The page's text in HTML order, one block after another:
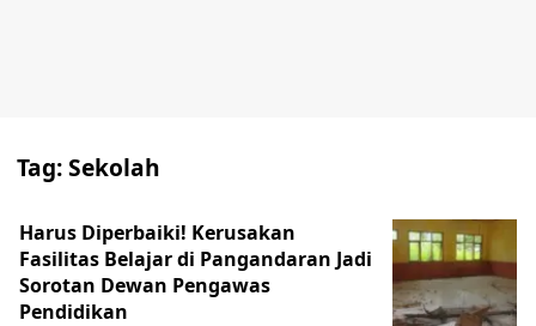
Tag:Sekolah
Harus Diperbaiki! Kerusakan
Fasilitas Belajar di Pangandaran Jadi
Sorotan Dewan Pengawas
Pendidikan